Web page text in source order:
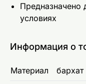
Предназначено
условиях
Информация о
Материал бархат